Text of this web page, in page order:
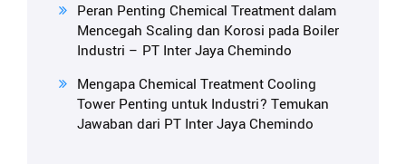
Peran Penting Chemical Treatment dalam
Mencegah Scaling dan Korosi pada Boiler
Industri – PT Inter Jaya Chemindo
Mengapa Chemical Treatment Cooling
Tower Penting untuk Industri? Temukan
Jawaban dari PT Inter Jaya Chemindo